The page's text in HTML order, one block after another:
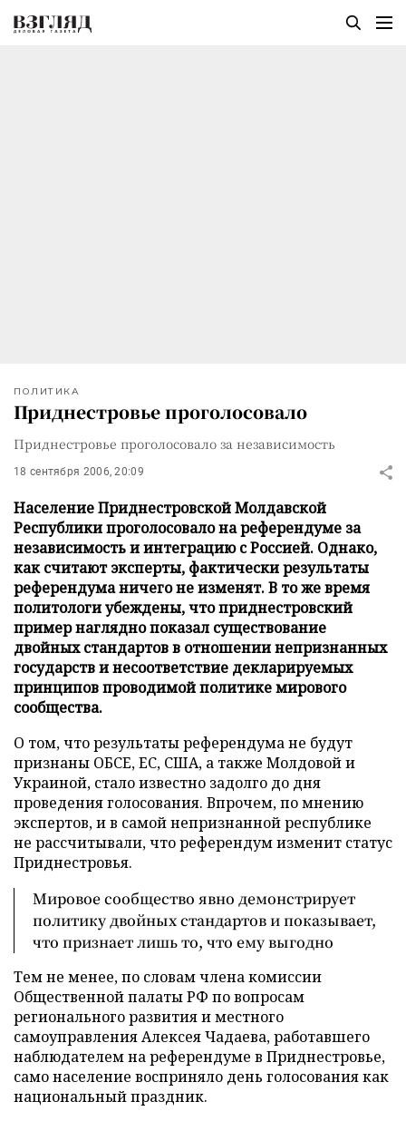
ПОЛИТИКА
Приднестровье проголосовало
Приднестровье проголосовало за независимость
18 сентября 2006, 20:09
Население Приднестровской Молдавской
Республики проголосовало на референдуме за
независимость и интеграцию с Россией. Однако,
как считают эксперты, фактически результаты
референдума ничего не изменят. В то же время
политологи убеждены, что приднестровский
пример наглядно показал существование
двойных стандартов в отношении непризнанных
государств и несоответствие декларируемых
принципов проводимой политике мирового
сообщества.
О том, что результаты референдума не будут
признаны ОБСЕ, ЕС, США, а также Молдовой и
Украиной, стало известно задолго до дня
проведения голосования. Впрочем, по мнению
экспертов, и в самой непризнанной республике
не рассчитывали, что референдум изменит статус
Приднестровья.
Мировое сообщество явно демонстрирует
политику двойных стандартов и показывает,
что признает лишь то, что ему выгодно
Тем не менее, по словам члена комиссии
Общественной палаты РФ по вопросам
регионального развития и местного
самоуправления Алексея Чадаева, работавшего
наблюдателем на референдуме в Приднестровье,
само население восприняло день голосования как
национальный праздник.